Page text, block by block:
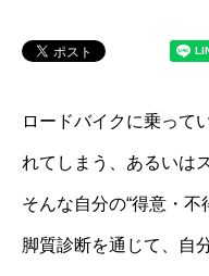
ロードバイクに乗って
れてしまう、あるいは
そんな自分の“得意・不
脚質診断を通じて、自